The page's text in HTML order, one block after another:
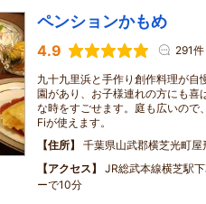
ペンションかもめ
4.9 291件
九十九里浜と手作り創作料理が自
園があり、お子様連れの方にも喜
な時をすごせます。庭も広いので
Fiが使えます。
住所
千葉県山武郡横芝光町
アクセス
JR総武本線横芝駅
ーで10分